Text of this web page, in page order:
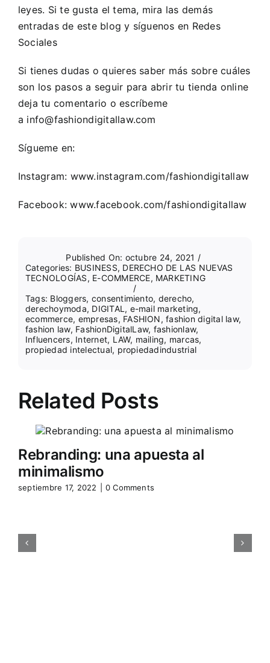
leyes. Si te gusta el tema, mira las demás
entradas de este blog y síguenos en Redes
Sociales
Si tienes dudas o quieres saber más sobre cuáles
son los pasos a seguir para abrir tu tienda online
deja tu comentario o escríbeme
a info@fashiondigitallaw.com
Sígueme en:
Instagram: www.instagram.com/fashiondigitallaw
Facebook:www.facebook.com/fashiondigitallaw
Published On: octubre 24, 2021 /
Categories: BUSINESS, DERECHO DE LAS NUEVAS
TECNOLOGÍAS, E-COMMERCE, MARKETING
/
Tags: Bloggers, consentimiento, derecho,
derechoymoda, DIGITAL , e-mail marketing,
ecommerce, empresas, FASHION,fashion digital law,
fashion law, FashionDigitalLaw, fashionlaw,
Influencers, Internet, LAW, mailing, marcas,
propiedad intelectual, propiedadindustrial
Related Posts
Rebranding: una apuesta al
minimalismo
septiembre 17, 2022 0 Comments